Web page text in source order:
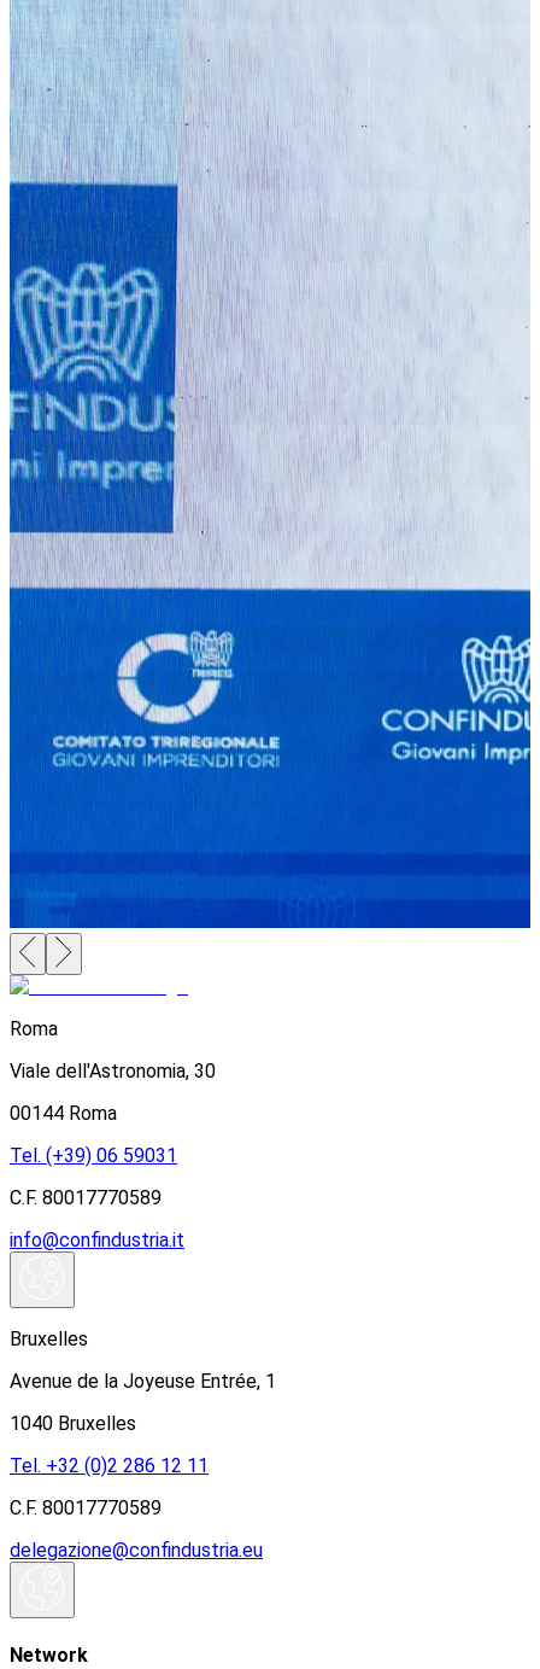
Roma
Viale dell'Astronomia, 30
00144 Roma
Tel. (+39) 06 59031
C.F. 80017770589
info@confindustria.it
Bruxelles
Avenue de la Joyeuse Entrée, 1
1040 Bruxelles
Tel. +32 (0)2 286 12 11
C.F. 80017770589
delegazione@confindustria.eu
Network